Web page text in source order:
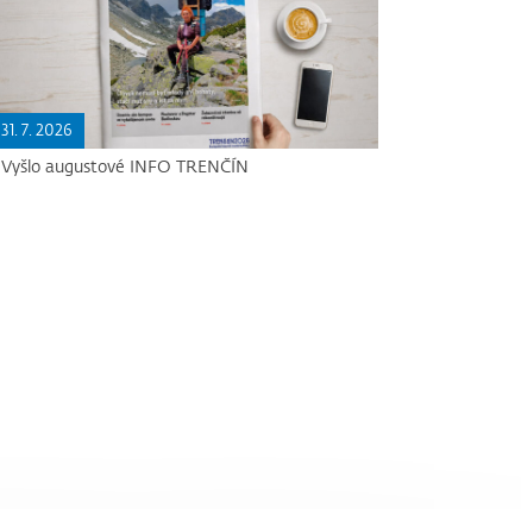
31. 7. 2026
Vyšlo augustové INFO TRENČÍN